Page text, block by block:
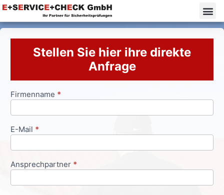
Stellen Sie hier ihre direkte
Anfrage
Anfrageformular
Firmenname *
E-Mail *
Ansprechpartner *